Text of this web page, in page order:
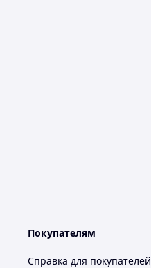
Покупателям
Справка для покупателей